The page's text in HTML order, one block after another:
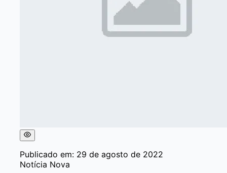
Publicado em: 29 de agosto de 2022
Notícia Nova